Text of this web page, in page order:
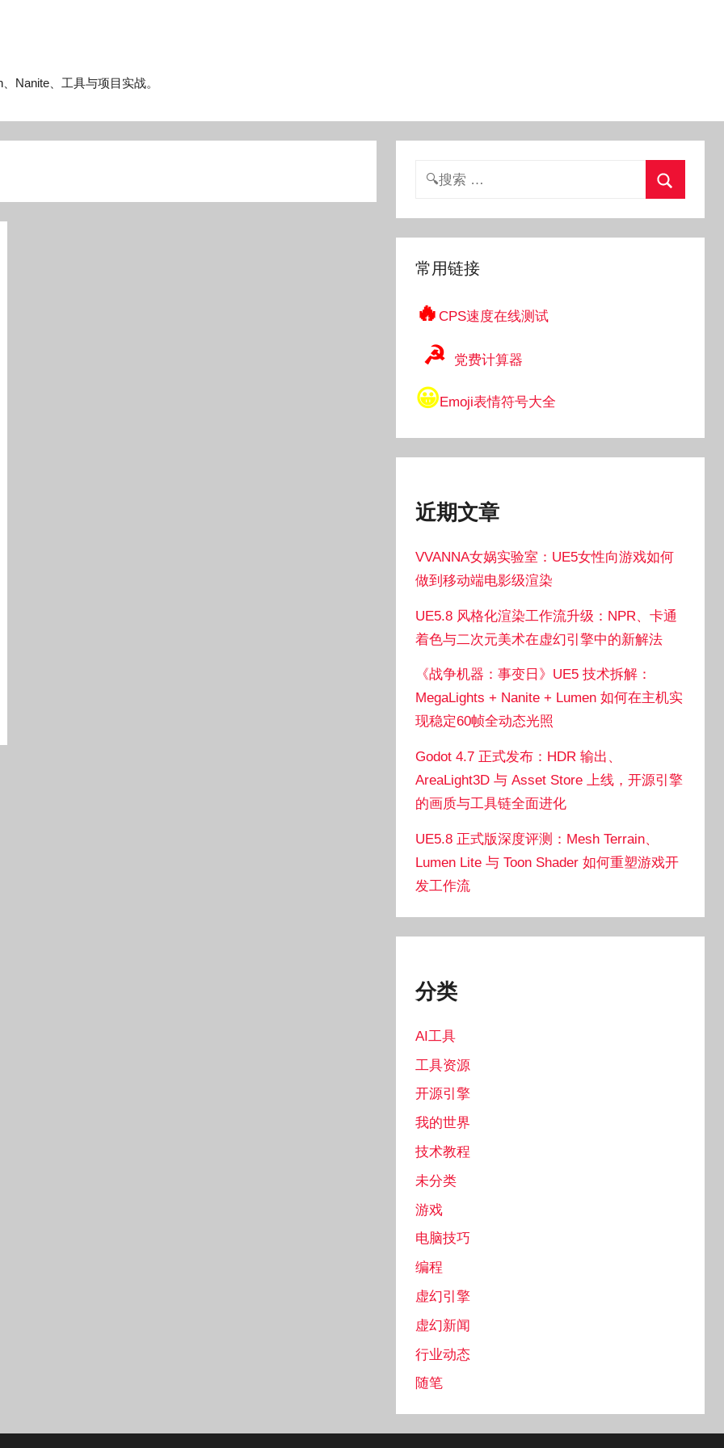
Nanite、工具与项目实战。
搜
常用链接
🔥CPS速度在线测试
☭ 党费计算器
😀Emoji表情符号大全
近期文章
VVANNA女娲实验室：UE5女性向游戏如何
做到移动端电影级渲染
UE5.8 风格化渲染工作流升级：NPR、卡通
着色与二次元美术在虚幻引擎中的新解法
《战争机器：事变日》UE5 技术拆解：
MegaLights + Nanite + Lumen 如何在主机实
现稳定60帧全动态光照
Godot 4.7 正式发布：HDR 输出、
AreaLight3D 与 Asset Store 上线，开源引擎
的画质与工具链全面进化
UE5.8 正式版深度评测：Mesh Terrain、
Lumen Lite 与 Toon Shader 如何重塑游戏开
发工作流
分类
AI工具
工具资源
开源引擎
我的世界
技术教程
未分类
游戏
电脑技巧
编程
虚幻引擎
虚幻新闻
行业动态
随笔